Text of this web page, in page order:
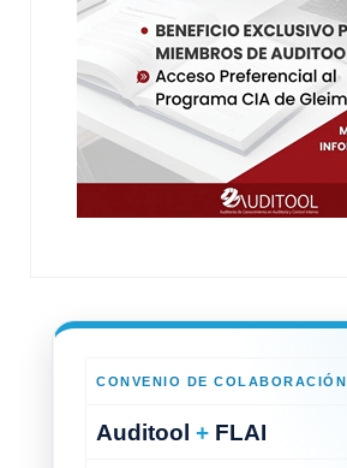
CONVENIO DE COLABORACIÓN
Auditool + FLAI